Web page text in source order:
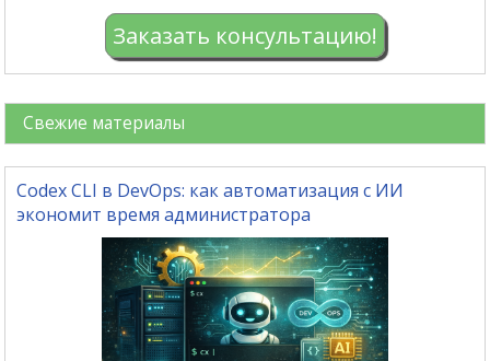
Заказать консультацию!
Свежие материалы
Codex CLI в DevOps: как автоматизация с ИИ
экономит время администратора